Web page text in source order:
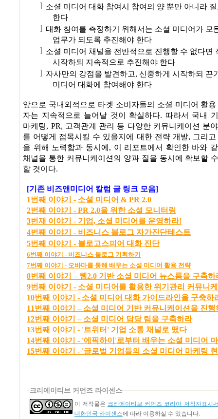
l 소셜 미디어 대화 참여시 참여의 양 뿐만 아니라
한다
l 대화 참여를 측정하기 위해서는 소셜 미디어가 모
업무가 되도록 추진해야 한다
l 소셜 미디어 채널을 전반적으로 진행할 수 없다면
시작하되 지속적으로 추진해야 한다
l 자사만의 강점을 발견하고, 신중하게 시작하되 끈
미디어 대화에 참여해야 한다
앞으로 국내외적으로 타겟 소비자들의 소셜 미디어 활
자는 지속적으로 늘어날 것이 확실하다. 따라서 국내
마케팅, PR, 고객관계 관리 등 다양한 커뮤니케이션 분
를 어떻게 접목시킬 수 있을지에 대한 전략 개발, 그리
을 위해 노력함과 동시에 , 이 리포트에서 확인한 바와
채널을 통한 커뮤니케이션의 양과 질을 동시에 확보할
할 것이다.
[기존 비즈앤미디어 칼럼 글 링크 모음]
1번째 이야기 - 소셜 미디어 & PR 2.0
2번째 이야기 - PR 2.0을 위한 소셜 모니터링
3번재 이야기 - 기업, 소셜 미디어를 운영하라!
4번째 이야기 - 비즈니스 블로그 자가진단테스트
5번째 이야기 - 블로고스피어 대화 진단
6번째 이야기 - 비즈니스 블로그 기획하기
7번째 이야기 - 오바마를 통해 배우는 소셜 미디어 활용 전략
8번째 이야기 – 웹2.0 기반 소셜 미디어 뉴스룸을 구축하
9번째 이야기 - 소셜 미디어를 활용한 위기관리 커뮤니
10번째 이야기 - 소셜 미디어 대화 가이드라인을 구축하
11번째 이야기 – 소셜 미디어 기반 커뮤니케이션을 진행
12번째 이야기 – 소셜 미디어 담당 팀을 구축하라
13번째 이야기 - '트위터' 기업 소통 채널로 떴다
14번째 이야기 - '에픽하이'로부터 배우는 소셜 미디어
15번째 이야기 - '글로벌 기업들의 소셜 미디어 마케팅
크리에이티브 커먼즈 라이센스
이 저작물은 크리에이티브 커먼즈 코리아 저작자표시-
대한민국 라이센스에 따라 이용하실 수 있습니다.